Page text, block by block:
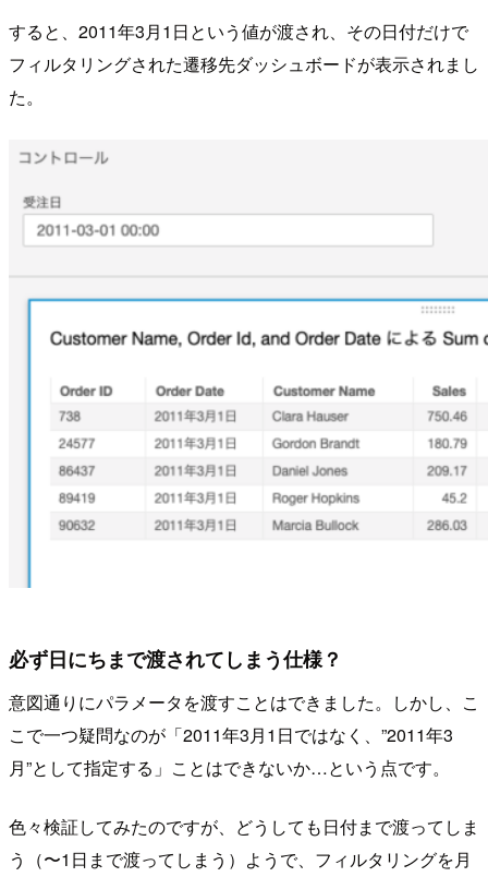
すると、2011年3月1日という値が渡され、その日付だけで
フィルタリングされた遷移先ダッシュボードが表示されまし
た。
必ず日にちまで渡されてしまう仕様？
意図通りにパラメータを渡すことはできました。しかし、こ
こで一つ疑問なのが「2011年3月1日ではなく、”2011年3
月”として指定する」ことはできないか…という点です。
色々検証してみたのですが、どうしても日付まで渡ってしま
う（〜1日まで渡ってしまう）ようで、フィルタリングを月